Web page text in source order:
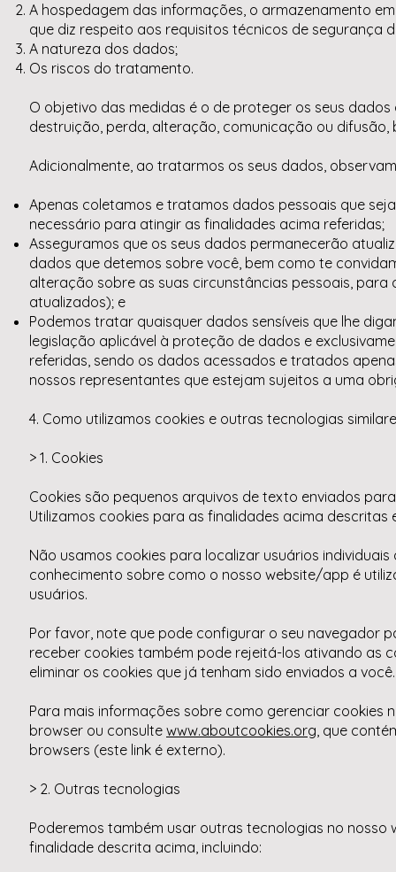
A hospedagem das informações, o armazenamento
que diz respeito aos requisitos técnicos de segurança
A natureza dos dados;
Os riscos do tratamento.
O objetivo das medidas é o de proteger os seus
destruição, perda, alteração, comunicação ou
Adicionalmente, ao tratarmos os seus dados,
Apenas coletamos e tratamos dados pessoais que
necessário para atingir as finalidades acima referidas;
Asseguramos que os seus dados permanecerão
dados que detemos sobre você, bem como te
alteração sobre as suas circunstâncias pessoais,
atualizados); e
Podemos tratar quaisquer dados sensíveis que lhe
legislação aplicável à proteção de dados e
referidas, sendo os dados acessados e tratados
nossos representantes que estejam sujeitos a uma
4. Como utilizamos cookies e outras tecnologias
> 1. Cookies
Cookies são pequenos arquivos de texto enviados
Utilizamos cookies para as finalidades acima
Não usamos cookies para localizar usuários
conhecimento sobre como o nosso website/app é
usuários.
Por favor, note que pode configurar o seu navegador
receber cookies também pode rejeitá-los ativando as
eliminar os cookies que já tenham sido enviados a você.
Para mais informações sobre como gerenciar cookies
browser ou consulte www.aboutcookies.org, que
browsers (este link é externo).
> 2. Outras tecnologias
Poderemos também usar outras tecnologias no
finalidade descrita acima, incluindo: